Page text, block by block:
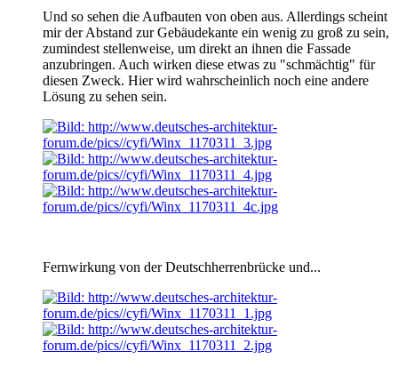
Und so sehen die Aufbauten von oben aus. Allerdings scheint
mir der Abstand zur Gebäudekante ein wenig zu groß zu sein,
zumindest stellenweise, um direkt an ihnen die Fassade
anzubringen. Auch wirken diese etwas zu "schmächtig" für
diesen Zweck. Hier wird wahrscheinlich noch eine andere
Lösung zu sehen sein.
Fernwirkung von der Deutschherrenbrücke und...